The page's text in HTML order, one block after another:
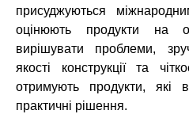
присуджуються
оцінюють продукти на
вирішувати проблеми,
якості конструкції та
отримують продукти, які
практичні рішення.